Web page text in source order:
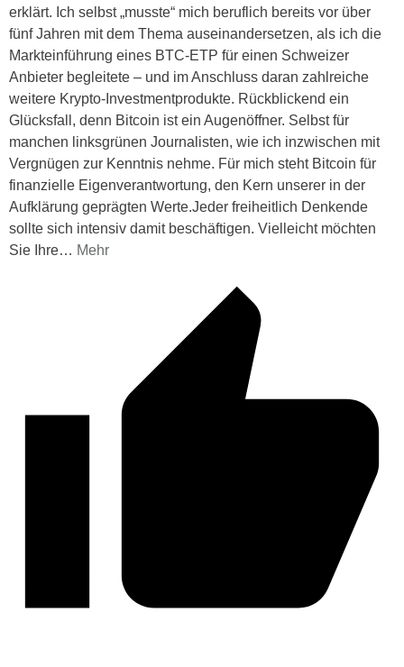
erklärt. Ich selbst „musste“ mich beruflich bereits vor über
fünf Jahren mit dem Thema auseinandersetzen, als ich die
Markteinführung eines BTC-ETP für einen Schweizer
Anbieter begleitete – und im Anschluss daran zahlreiche
weitere Krypto-Investmentprodukte. Rückblickend ein
Glücksfall, denn Bitcoin ist ein Augenöffner. Selbst für
manchen linksgrünen Journalisten, wie ich inzwischen mit
Vergnügen zur Kenntnis nehme. Für mich steht Bitcoin für
finanzielle Eigenverantwortung, den Kern unserer in der
Aufklärung geprägten Werte.Jeder freiheitlich Denkende
sollte sich intensiv damit beschäftigen. Vielleicht möchten
Sie Ihre… Mehr